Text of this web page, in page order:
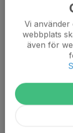
Under november
Knatteligan mot
Sundbybergs IK,
Är du intresserad
Vi
webbplats
även för